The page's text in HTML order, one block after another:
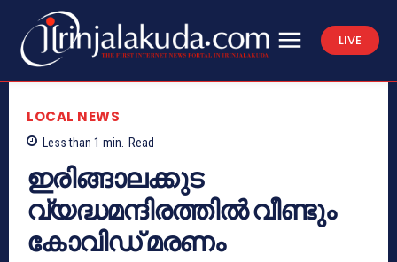
LIVE
LOCAL NEWS
Less than 1 min. Read
ഇരിങ്ങാലക്കുട
വ്യദ്ധമന്ദിരത്തിൽ വീണ്ടും
കോവിഡ് മരണം